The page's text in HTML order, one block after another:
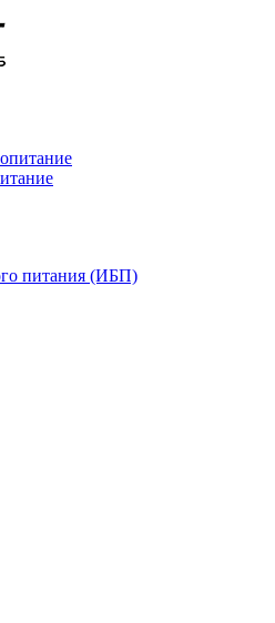
питания (ИБП)